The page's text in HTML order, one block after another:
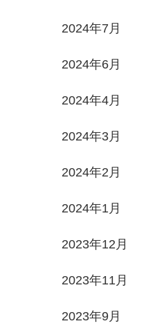
2024年7月
2024年6月
2024年4月
2024年3月
2024年2月
2024年1月
2023年12月
2023年11月
2023年9月